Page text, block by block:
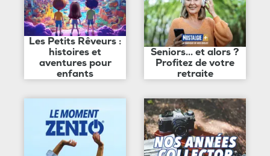
Les Petits Rêveurs :
histoires et
aventures pour
enfants
Seniors... et alors ?
Profitez de votre
retraite